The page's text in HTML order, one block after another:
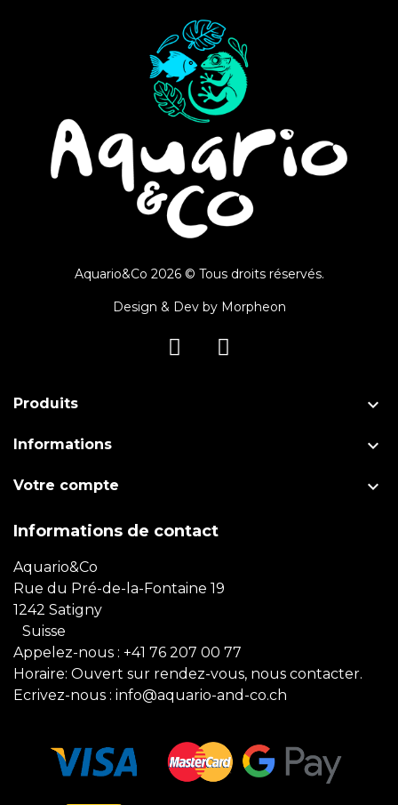
Aquario&Co 2026 © Tous droits réservés.
Design & Dev by Morpheon
Produits 
Informations 
Votre compte 
Informations de contact
Aquario&Co
Rue du Pré-de-la-Fontaine 19
1242 Satigny
Suisse
Appelez-nous : +41 76 207 00 77
Horaire: Ouvert sur rendez-vous, nous contacter.
Ecrivez-nous : info@aquario-and-co.ch